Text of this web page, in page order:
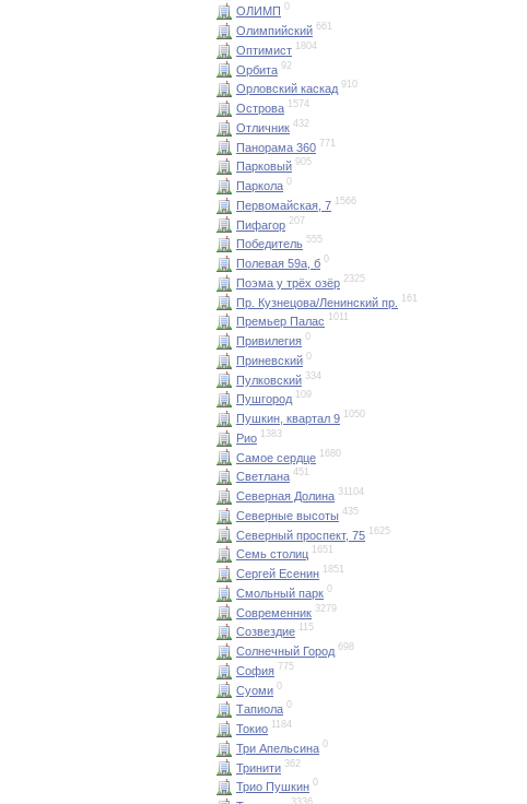
ОЛИМП 0
Олимпийский 661
Оптимист 1804
Орбита 92
Орловский каскад 910
Острова 1574
Отличник 432
Панорама 360 771
Парковый 905
Паркола 0
Первомайская, 7 1566
Пифагор 207
Победитель 555
Полевая 59а, б 0
Поэма у трёх озёр 2325
Пр. Кузнецова/Ленинский пр. 161
Премьер Палас 1011
Привилегия 0
Приневский 0
Пулковский 334
Пушгород 109
Пушкин, квартал 9 1050
Рио 1383
Самое сердце 1680
Светлана 451
Северная Долина 31104
Северные высоты 435
Северный проспект, 75 1625
Семь столиц 1651
Сергей Есенин 1851
Смольный парк 0
Современник 3279
Созвездие 115
Солнечный Город 698
София 775
Суоми 0
Тапиола 0
Токио 1184
Три Апельсина 0
Тринити 362
Трио Пушкин 0
3336